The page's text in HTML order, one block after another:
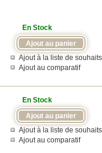
En Stock
Ajout à la liste de souhaits
Ajout au comparatif
En Stock
Ajout à la liste de souhaits
Ajout au comparatif